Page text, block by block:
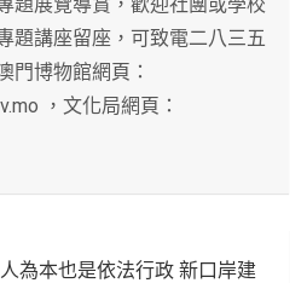
題講座留座，可致電二八三五
門博物館網頁：
，文化局網頁：
為本也是依法行政 新口岸建